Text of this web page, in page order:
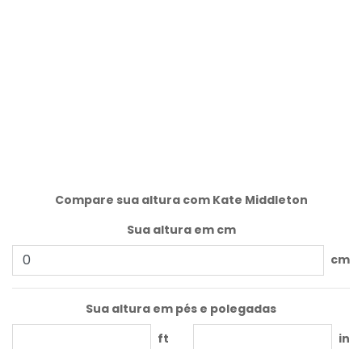
Compare sua altura com Kate Middleton
Sua altura em cm
cm
Sua altura em pés e polegadas
ft
in